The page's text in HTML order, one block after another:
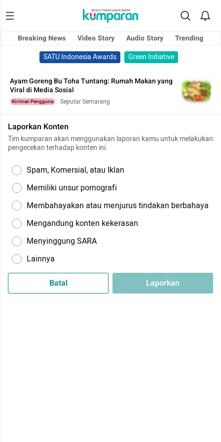
Breaking News Video Story Audio Story
Trending
SATU Indonesia Awards
Green Initiative
Ayam Goreng Bu Toha Tuntang: Rumah Makan yang
Viral di Media Sosial
Kiriman Pengguna Seputar Semarang
Laporkan Konten
Tim kumparan akan menggunakan laporan kamu untuk melakukan
pengecekan terhadap konten ini.
Spam, Komersial, atau Iklan
Memiliki unsur pornografi
Membahayakan atau menjurus tindakan berbahaya
Mengandung konten kekerasan
Menyinggung SARA
Lainnya
Batal Laporkan